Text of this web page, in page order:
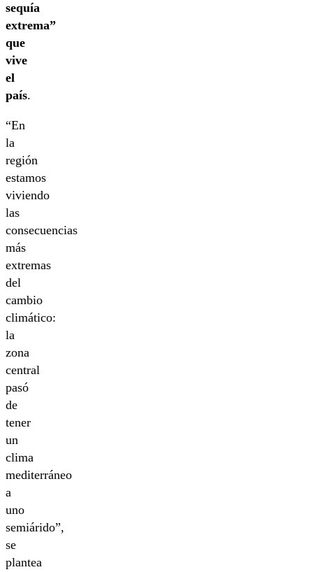
sequía
extrema”
que
vive
el
país.
“En
la
región
estamos
viviendo
las
consecuencias
más
extremas
del
cambio
climático:
la
zona
central
pasó
de
tener
un
clima
mediterráneo
a
uno
semiárido”,
se
plantea